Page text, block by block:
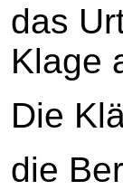
das
Klage
Die
die